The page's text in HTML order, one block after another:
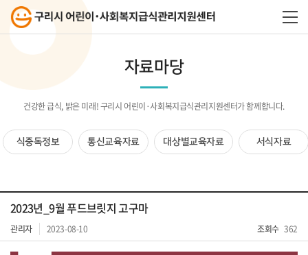
자료마당
건강한 급식, 밝은 미래! 구리시 어린이·사회복지급식관리지원센터가 함께합니다.
식중독정보 통신교육자료 대상별교육자료 서식자료
2023년_9월 푸드브릿지 고구마
관리자 2023-08-10 조회수 362